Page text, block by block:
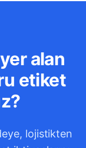
alan
etiket
lojistikten